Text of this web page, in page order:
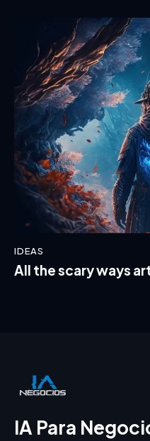
IDEAS
All the scary ways
IA Para